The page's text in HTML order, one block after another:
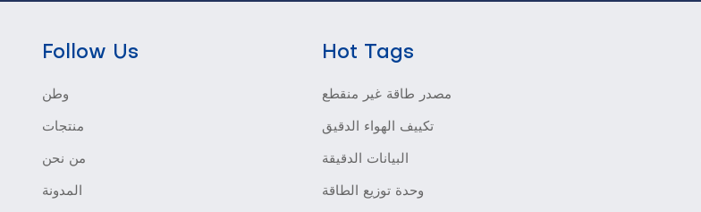
Follow Us
وطن
منتجات
من نحن
المدونة
Hot Tags
مصدر طاقة غير منقطع
تكييف الهواء الدقيق
البيانات الدقيقة
وحدة توزيع الطاقة